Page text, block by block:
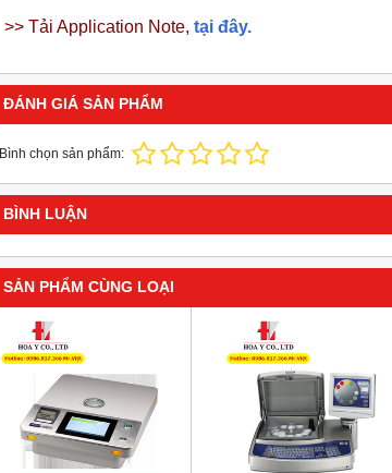
>> Tải Application Note, tại đây.
ĐÁNH GIÁ SẢN PHẨM
Bình chọn sản phẩm:
BÌNH LUẬN
SẢN PHẨM CÙNG LOẠI